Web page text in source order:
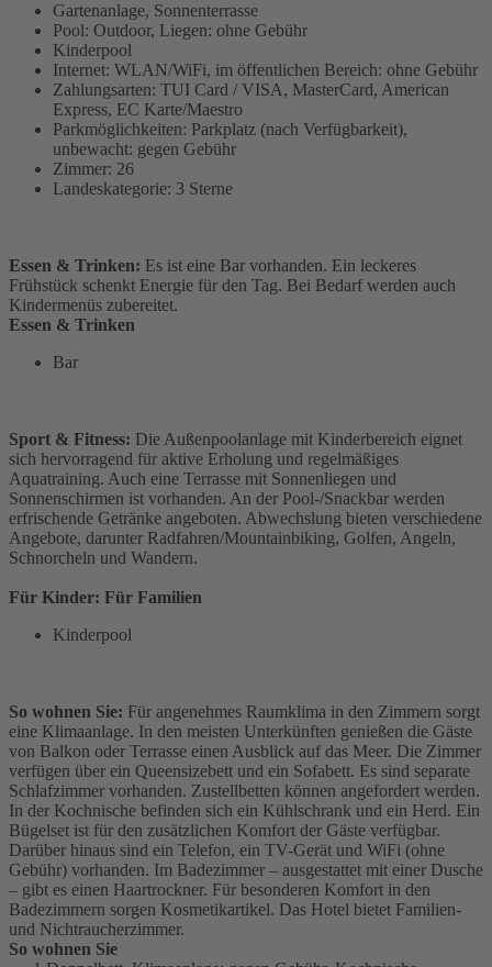
Gartenanlage, Sonnenterrasse
Pool: Outdoor, Liegen: ohne Gebühr
Kinderpool
Internet: WLAN/WiFi, im öffentlichen Bereich: ohne Gebühr
Zahlungsarten: TUI Card / VISA, MasterCard, American
Express, EC Karte/Maestro
Parkmöglichkeiten: Parkplatz (nach Verfügbarkeit),
unbewacht: gegen Gebühr
Zimmer: 26
Landeskategorie: 3 Sterne
Essen & Trinken: Es ist eine Bar vorhanden. Ein leckeres
Frühstück schenkt Energie für den Tag. Bei Bedarf werden auch
Kindermenüs zubereitet.
Essen & Trinken
Bar
Sport & Fitness: Die Außenpoolanlage mit Kinderbereich eignet
sich hervorragend für aktive Erholung und regelmäßiges
Aquatraining. Auch eine Terrasse mit Sonnenliegen und
Sonnenschirmen ist vorhanden. An der Pool-/Snackbar werden
erfrischende Getränke angeboten. Abwechslung bieten verschiedene
Angebote, darunter Radfahren/Mountainbiking, Golfen, Angeln,
Schnorcheln und Wandern.
Für Kinder: Für Familien
Kinderpool
So wohnen Sie: Für angenehmes Raumklima in den Zimmern sorgt
eine Klimaanlage. In den meisten Unterkünften genießen die Gäste
von Balkon oder Terrasse einen Ausblick auf das Meer. Die Zimmer
verfügen über ein Queensizebett und ein Sofabett. Es sind separate
Schlafzimmer vorhanden. Zustellbetten können angefordert werden.
In der Kochnische befinden sich ein Kühlschrank und ein Herd. Ein
Bügelset ist für den zusätzlichen Komfort der Gäste verfügbar.
Darüber hinaus sind ein Telefon, ein TV-Gerät und WiFi (ohne
Gebühr) vorhanden. Im Badezimmer – ausgestattet mit einer Dusche
– gibt es einen Haartrockner. Für besonderen Komfort in den
Badezimmern sorgen Kosmetikartikel. Das Hotel bietet Familien-
und Nichtraucherzimmer.
So wohnen Sie